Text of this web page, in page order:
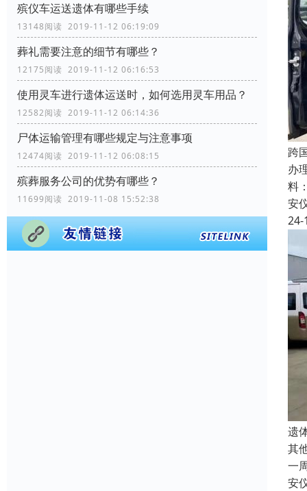
殡仪车运送遗体有哪些手续
13148阅读 2019-11-12 06:19:09
葬礼需要注意的细节有哪些？
12175阅读 2019-11-12 06:16:53
使用灵车进行遗体运送时，如何选用灵车用品？
12582阅读 2019-11-12 06:14:36
尸体运输管理有哪些规定与注意事项
12474阅读 2019-11-12 06:08:15
殡葬服务公司的优势有哪些？
11699阅读 2019-11-08 15:52:38
跨
办
料
安
24-
遗
其
一
安